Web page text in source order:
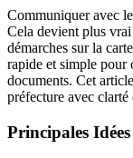
Communiquer avec
Cela devient plus
démarches sur la
rapide et simple pour
documents. Cet
préfecture avec clarté
Principales